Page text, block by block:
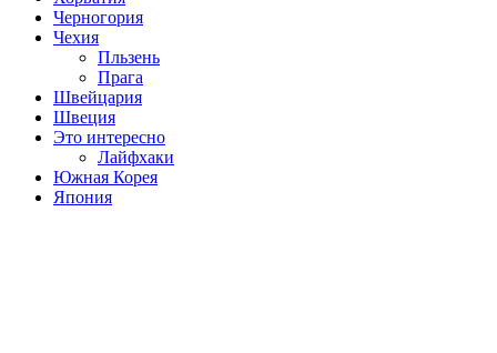
Черногория
Чехия
Пльзень
Прага
Швейцария
Швеция
Это интересно
Лайфхаки
Южная Корея
Япония